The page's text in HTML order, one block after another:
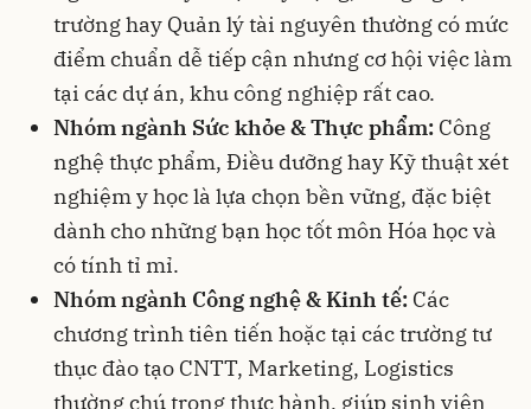
trường hay Quản lý tài nguyên thường có mức
điểm chuẩn dễ tiếp cận nhưng cơ hội việc làm
tại các dự án, khu công nghiệp rất cao.
Nhóm ngành Sức khỏe & Thực phẩm: Công
nghệ thực phẩm, Điều dưỡng hay Kỹ thuật xét
nghiệm y học là lựa chọn bền vững, đặc biệt
dành cho những bạn học tốt môn Hóa học và
có tính tỉ mỉ.
Nhóm ngành Công nghệ & Kinh tế: Các
chương trình tiên tiến hoặc tại các trường tư
thục đào tạo CNTT, Marketing, Logistics
thường chú trọng thực hành, giúp sinh viên